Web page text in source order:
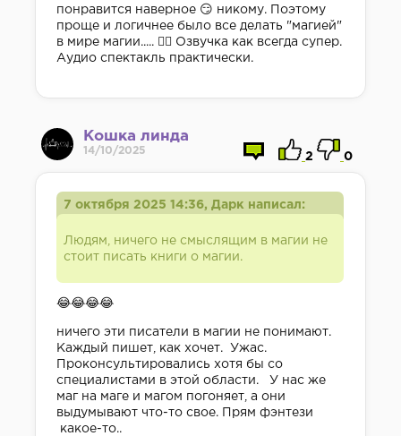
понравится наверное 😏 никому. Поэтому
проще и логичнее было все делать "магией"
в мире магии..... 😮‍💨 Озвучка как всегда супер.
Аудио спектакль практически.
Кошка линда
14/10/2025
2 0
7 октября 2025 14:36, Дарк написал:
Людям, ничего не смыслящим в магии не
стоит писать книги о магии.
😂😂😂😂
ничего эти писатели в магии не понимают.
Каждый пишет, как хочет. Ужас.
Проконсультировались хотя бы со
специалистами в этой области. У нас же
маг на маге и магом погоняет, а они
выдумывают что-то свое. Прям фэнтези
какое-то..